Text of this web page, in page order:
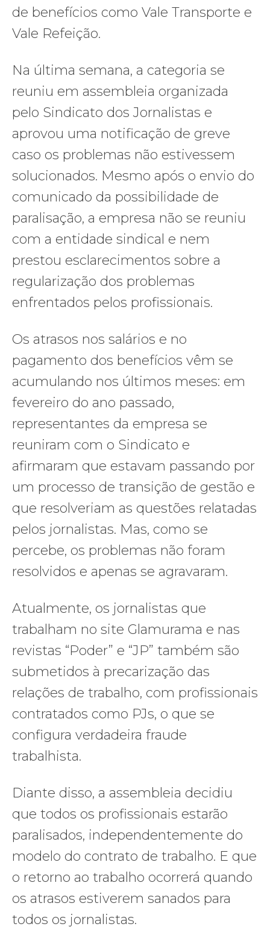
de benefícios como Vale Transporte e
Vale Refeição.
Na última semana, a categoria se
reuniu em assembleia organizada
pelo Sindicato dos Jornalistas e
aprovou uma notificação de greve
caso os problemas não estivessem
solucionados. Mesmo após o envio do
comunicado da possibilidade de
paralisação, a empresa não se reuniu
com a entidade sindical e nem
prestou esclarecimentos sobre a
regularização dos problemas
enfrentados pelos profissionais.
Os atrasos nos salários e no
pagamento dos benefícios vêm se
acumulando nos últimos meses: em
fevereiro do ano passado,
representantes da empresa se
reuniram com o Sindicato e
afirmaram que estavam passando por
um processo de transição de gestão e
que resolveriam as questões relatadas
pelos jornalistas. Mas, como se
percebe, os problemas não foram
resolvidos e apenas se agravaram.
Atualmente, os jornalistas que
trabalham no site Glamurama e nas
revistas “Poder” e “JP” também são
submetidos à precarização das
relações de trabalho, com profissionais
contratados como PJs, o que se
configura verdadeira fraude
trabalhista.
Diante disso, a assembleia decidiu
que todos os profissionais estarão
paralisados, independentemente do
modelo do contrato de trabalho. E que
o retorno ao trabalho ocorrerá quando
os atrasos estiverem sanados para
todos os jornalistas.